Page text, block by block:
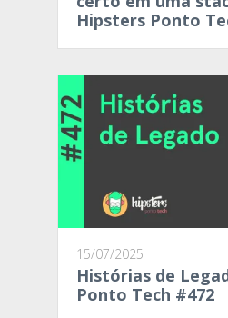
Hipsters Ponto
15/07/2025
Histórias de
Ponto Tech #472